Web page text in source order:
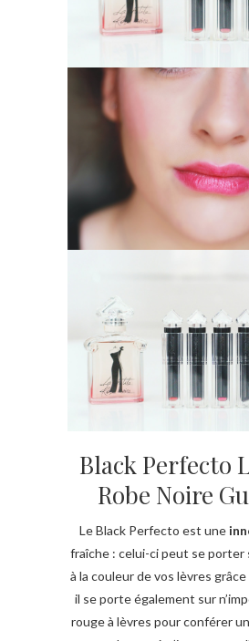
Black Perfecto
Robe Noire
Le Black Perfecto est une
fraîche : celui-ci peut se porter
à la couleur de vos lèvres
il se porte également sur
rouge à lèvres pour conférer